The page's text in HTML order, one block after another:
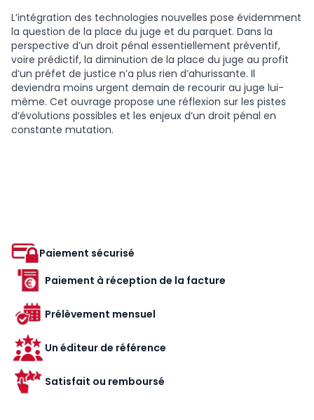
L’intégration des technologies nouvelles pose évidemment
la question de la place du juge et du parquet. Dans la
perspective d’un droit pénal essentiellement préventif,
voire prédictif, la diminution de la place du juge au profit
d’un préfet de justice n’a plus rien d’ahurissante. Il
deviendra moins urgent demain de recourir au juge lui-
même. Cet ouvrage propose une réflexion sur les pistes
d’évolutions possibles et les enjeux d’un droit pénal en
constante mutation.
Paiement sécurisé
Paiement à réception de la facture
Prélèvement mensuel
Un éditeur de référence
Satisfait ou remboursé